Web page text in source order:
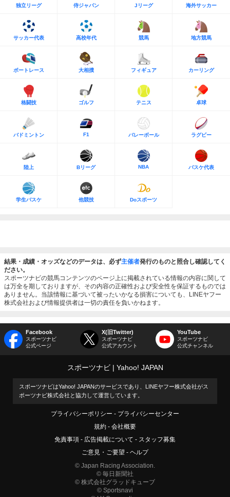
独立リーグ 侍ジャパン Jリーグ 海外サッカー
サッカー代表 高校年代 競馬 地方競馬
ボートレース 大相撲 フィギュア カーリング
格闘技 ゴルフ テニス 卓球
バドミントン F1 バレーボール ラグビー
陸上 Bリーグ NBA バスケ代表
学生バスケ 他競技 Doスポーツ
結果・成績・オッズなどのデータは、必ず主催者発行のものと照合し確認してく
ださい。
スポーツナビの競馬コンテンツのページ上に掲載されている情報の内容に関して
は万全を期しておりますが、その内容の正確性および安全性を保証するものでは
ありません。当該情報に基づいて被ったいかなる損害についても、LINEヤフー
株式会社および情報提供者は一切の責任を負いかねます。
Facebook
スポーツナビ
公式ページ
X(旧Twitter)
スポーツナビ
公式アカウント
YouTube
スポーツナビ
公式チャンネル
スポーツナビ Yahoo! JAPAN
スポーツナビはYahoo! JAPANのサービスであり、LINEヤフー株式会社がス
ポーツナビ株式会社と協力して運営しています。
プライバシーポリシー
プライバシーセンター
規約
会社概要
免責事項
広告掲載について
スタッフ募集
ご意見・ご要望
ヘルプ
© Japan Racing Association.
© 毎日新聞社
© 株式会社グラッドキューブ
© Sportsnavi